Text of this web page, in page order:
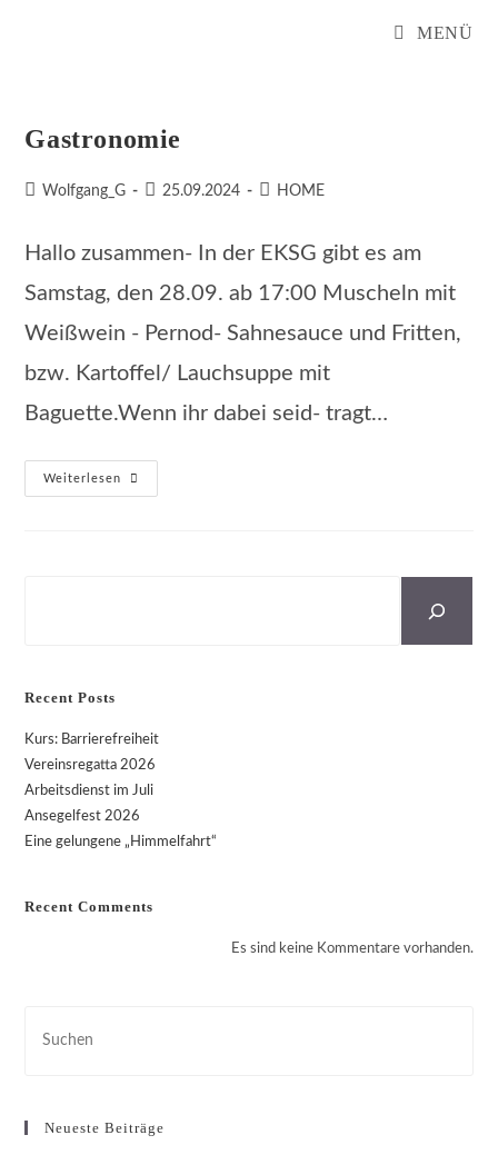
MENÜ
Gastronomie
Beitrags-
Wolfgang_G
Beitrag
25.09.2024
Beitrags-
HOME
Hallo zusammen- In der EKSG gibt es am
Samstag, den 28.09. ab 17:00 Muscheln mit
Weißwein - Pernod- Sahnesauce und Fritten,
bzw. Kartoffel/ Lauchsuppe mit
Baguette.Wenn ihr dabei seid- tragt…
Weiterlesen Gastronomie
Recent Posts
Kurs: Barrierefreiheit
Vereinsregatta 2026
Arbeitsdienst im Juli
Ansegelfest 2026
Eine gelungene „Himmelfahrt“
Recent Comments
Es sind keine Kommentare vorhanden.
Neueste Beiträge